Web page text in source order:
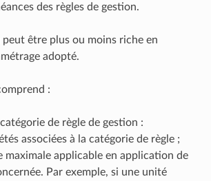
des règles de gestion.
être plus ou moins riche en
adopté.
:
de règle de gestion :
associées à la catégorie de règle ;
maximale applicable en application de
Par exemple, si une unité